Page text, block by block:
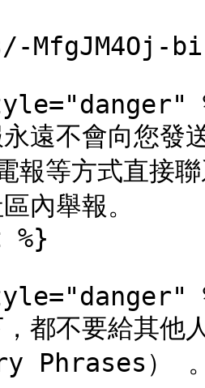
遠不會向您發
等方式直接聯
內舉報。
%}
，都不要給其
Phrases）